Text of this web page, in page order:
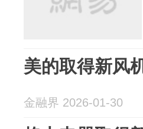
美的取得新风
金融界 2026-01-30